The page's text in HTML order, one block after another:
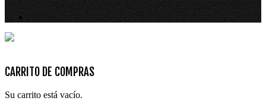
CARRITO DE COMPRAS
Su carrito está vacío.